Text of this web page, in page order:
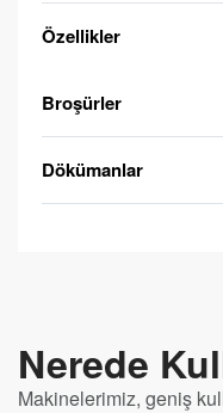
Özellikler
Broşürler
Dökümanlar
Nerede
Makinelerimiz, geniş